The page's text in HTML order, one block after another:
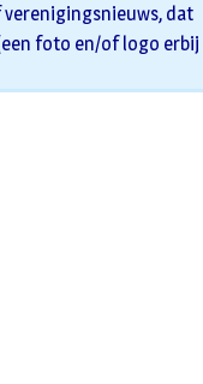
dat
foto en/of logo erbij